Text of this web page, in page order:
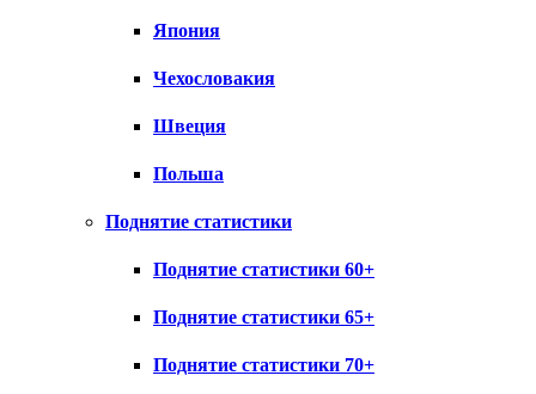
Япония
Чехословакия
Швеция
Польша
Поднятие статистики
Поднятие статистики 60+
Поднятие статистики 65+
Поднятие статистики 70+